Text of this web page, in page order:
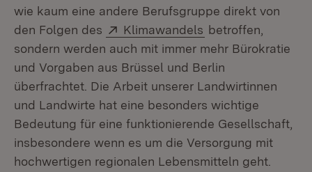
wie kaum eine andere Berufsgruppe direkt von
den Folgen des
Extern:
Klimawandels (Öffnet in neuem
betroffen,
sondern werden auch mit immer mehr Bürokratie
und Vorgaben aus Brüssel und Berlin
überfrachtet. Die Arbeit unserer Landwirtinnen
und Landwirte hat eine besonders wichtige
Bedeutung für eine funktionierende Gesellschaft,
insbesondere wenn es um die Versorgung mit
hochwertigen regionalen Lebensmitteln geht.